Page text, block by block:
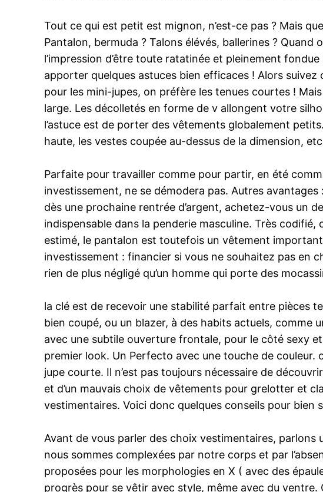
Tout ce qui est petit est mignon, n’est-ce pas ? Mais
Pantalon, bermuda ? Talons élévés, ballerines ?
l’impression d’être toute ratatinée et pleinement
apporter quelques astuces bien efficaces ! Alors
pour les mini-jupes, on préfère les tenues courtes !
large. Les décolletés en forme de v allongent votre
l’astuce est de porter des vêtements globalement
haute, les vestes coupée au-dessus de la dimension,
Parfaite pour travailler comme pour partir, en été
investissement, ne se démodera pas. Autres
dès une prochaine rentrée d’argent, achetez-vous un
indispensable dans la penderie masculine. Très
estimé, le pantalon est toutefois un vêtement
investissement : financier si vous ne souhaitez pas en
rien de plus négligé qu’un homme qui porte des
la clé est de recevoir une stabilité parfait entre pièces
bien coupé, ou un blazer, à des habits actuels, comme
avec une subtile ouverture frontale, pour le côté sexy
premier look. Un Perfecto avec une touche de couleur.
jupe courte. Il n’est pas toujours nécessaire de
et d’un mauvais choix de vêtements pour grelotter et
vestimentaires. Voici donc quelques conseils pour bien
Avant de vous parler des choix vestimentaires, parlons
nous sommes complexées par notre corps et par
proposées pour les morphologies en X ( avec des
progrès pour se vêtir avec style, même avec du